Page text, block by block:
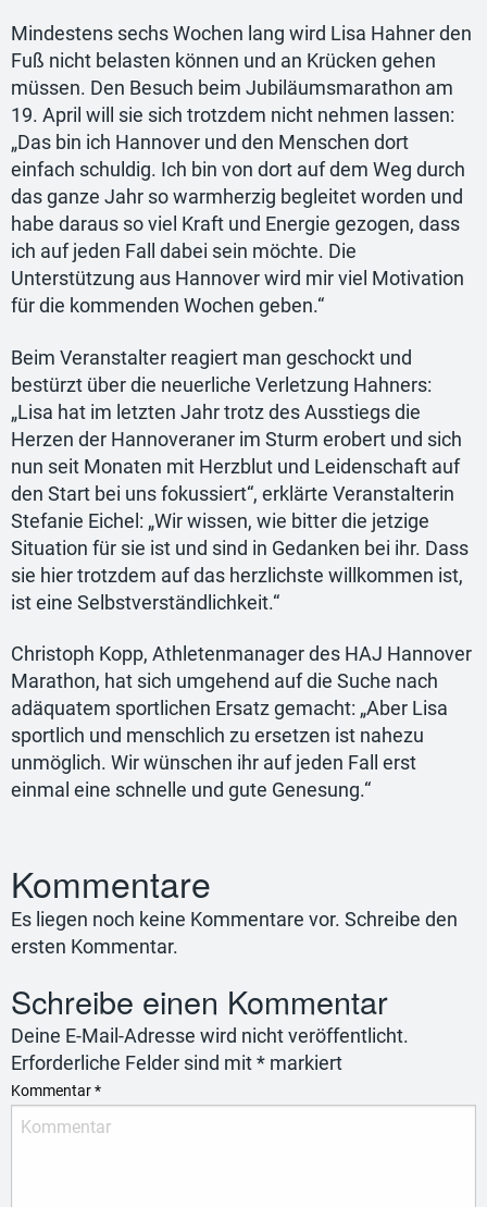
Mindestens sechs Wochen lang wird Lisa Hahner den
Fuß nicht belasten können und an Krücken gehen
müssen. Den Besuch beim Jubiläumsmarathon am
19. April will sie sich trotzdem nicht nehmen lassen:
„Das bin ich Hannover und den Menschen dort
einfach schuldig. Ich bin von dort auf dem Weg durch
das ganze Jahr so warmherzig begleitet worden und
habe daraus so viel Kraft und Energie gezogen, dass
ich auf jeden Fall dabei sein möchte. Die
Unterstützung aus Hannover wird mir viel Motivation
für die kommenden Wochen geben.“
Beim Veranstalter reagiert man geschockt und
bestürzt über die neuerliche Verletzung Hahners:
„Lisa hat im letzten Jahr trotz des Ausstiegs die
Herzen der Hannoveraner im Sturm erobert und sich
nun seit Monaten mit Herzblut und Leidenschaft auf
den Start bei uns fokussiert“, erklärte Veranstalterin
Stefanie Eichel: „Wir wissen, wie bitter die jetzige
Situation für sie ist und sind in Gedanken bei ihr. Dass
sie hier trotzdem auf das herzlichste willkommen ist,
ist eine Selbstverständlichkeit.“
Christoph Kopp, Athletenmanager des HAJ Hannover
Marathon, hat sich umgehend auf die Suche nach
adäquatem sportlichen Ersatz gemacht: „Aber Lisa
sportlich und menschlich zu ersetzen ist nahezu
unmöglich. Wir wünschen ihr auf jeden Fall erst
einmal eine schnelle und gute Genesung.“
Kommentare
Es liegen noch keine Kommentare vor. Schreibe den
ersten Kommentar.
Schreibe einen Kommentar
Deine E-Mail-Adresse wird nicht veröffentlicht.
Erforderliche Felder sind mit * markiert
Kommentar*